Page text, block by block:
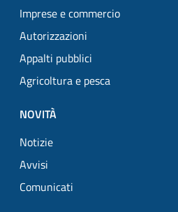
Imprese e commercio
Autorizzazioni
Appalti pubblici
Agricoltura e pesca
NOVITÀ
Notizie
Avvisi
Comunicati